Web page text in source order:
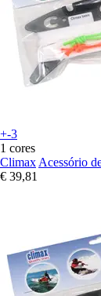
+-3
1 cores
Climax Acessório
€ 39,81